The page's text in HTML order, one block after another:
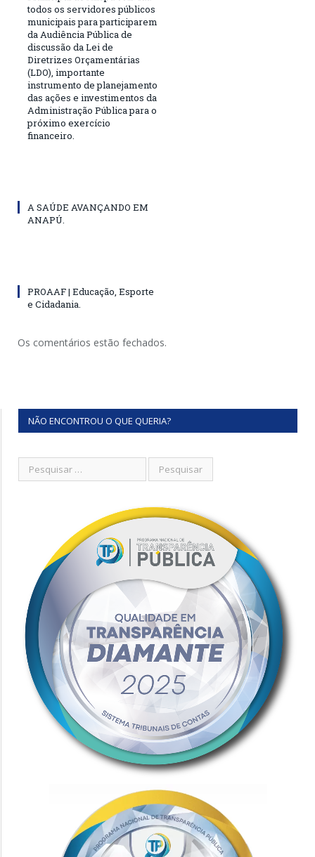
todos os servidores públicos
municipais para participarem
da Audiência Pública de
discussão da Lei de
Diretrizes Orçamentárias
(LDO), importante
instrumento de planejamento
das ações e investimentos da
Administração Pública para o
próximo exercício
financeiro.
A SAÚDE AVANÇANDO EM
ANAPÚ.
PROAAF | Educação, Esporte
e Cidadania.
Os comentários estão fechados.
NÃO ENCONTROU O QUE QUERIA?